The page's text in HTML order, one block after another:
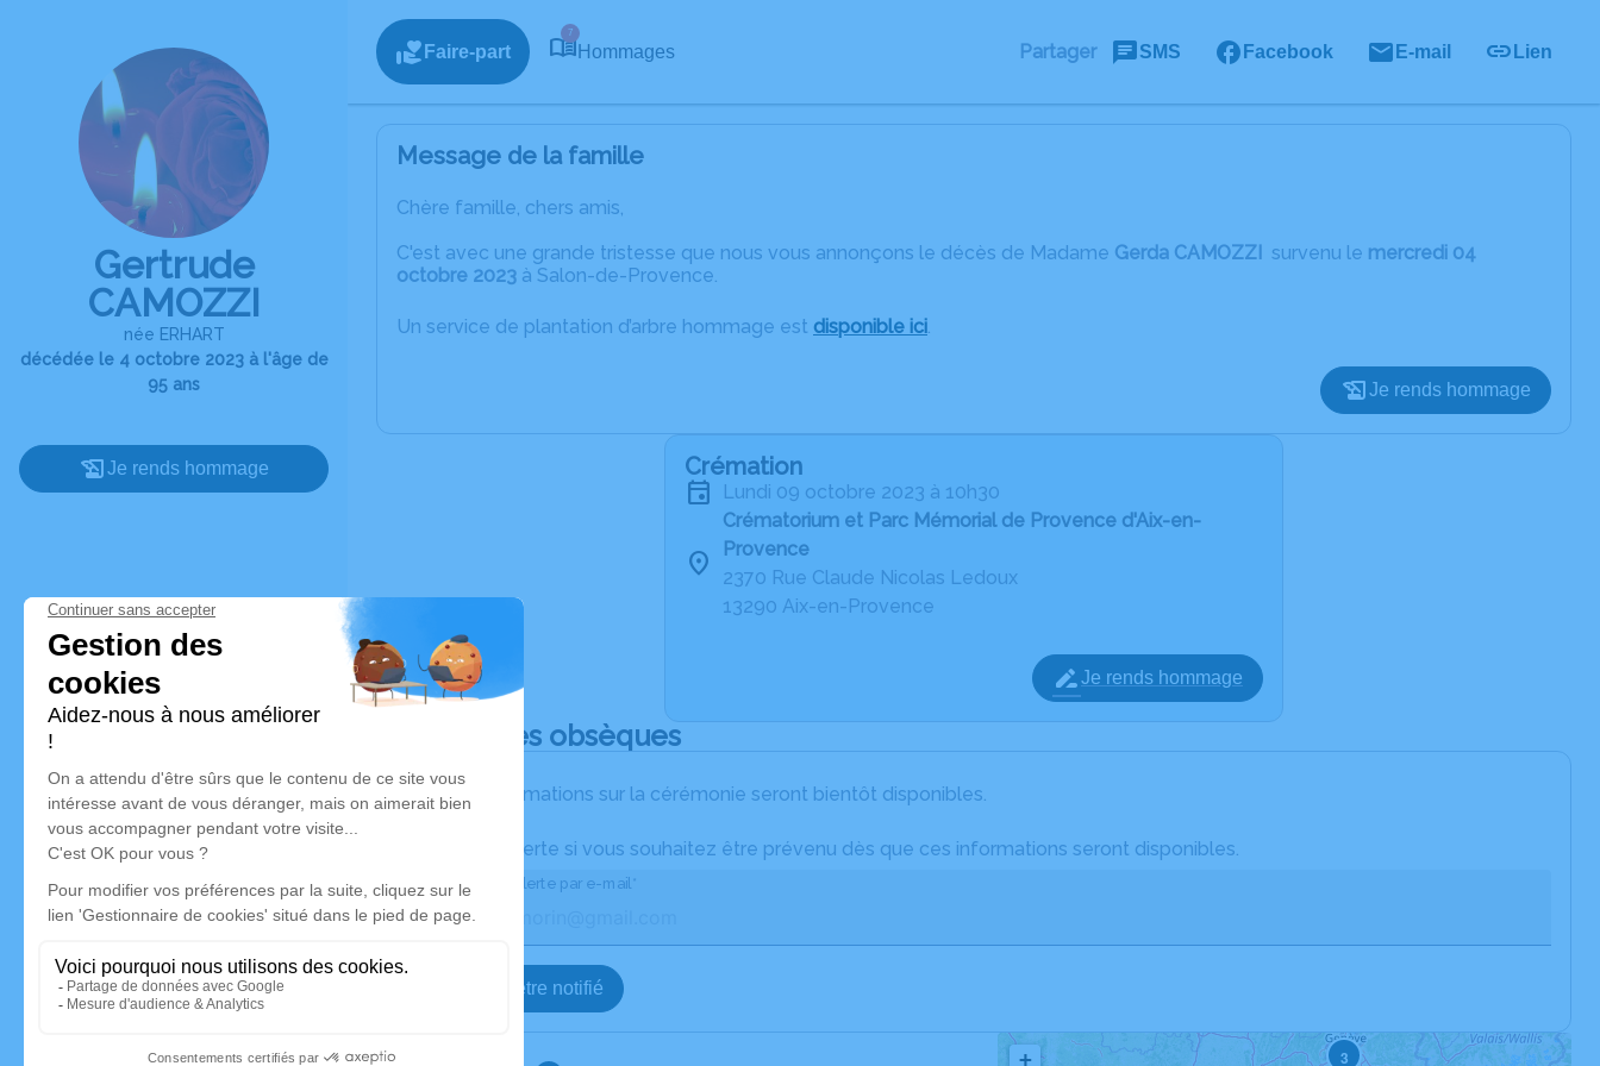
Gertrude
CAMOZZI
née ERHART
décédée le 4 octobre 2023 à l'âge de
95 ans
Je rends hommage
Faire-part
7
Hommages Partager SMS Facebook E-mail Lien
Message de la famille
Chère famille, chers amis,
C'est avec une grande tristesse que nous vous annonçons le décès de Madame Gerda CAMOZZI survenu le mercredi 04
octobre 2023 à Salon-de-Provence.
Un service de plantation d’arbre hommage est disponible ici.
Je rends hommage
Crémation
lundi 09 octobre 2023 à 10h30
Crématorium et Parc Mémorial de Provence d'Aix-en-
Provence
2370 Rue Claude Nicolas Ledoux
13290 Aix-en-Provence
Je rends hommage
Déroulé des obsèques
Les informations sur la cérémonie seront bientôt disponibles.
Activez une alerte si vous souhaitez être prévenu dès que ces informations seront disponibles.
Recevoir une alerte par e-mail*
Je veux être notifié
3
+